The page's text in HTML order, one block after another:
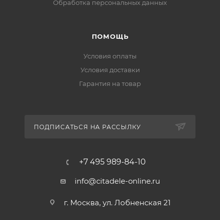
Обработка персональных данных
ПОМОЩЬ
Условия оплаты
Условия доставки
Гарантия на товар
ПОДПИСАТЬСЯ НА РАССЫЛКУ
+7 495 989-84-10
info@citadele-online.ru
г. Москва, ул. Лобненская 21